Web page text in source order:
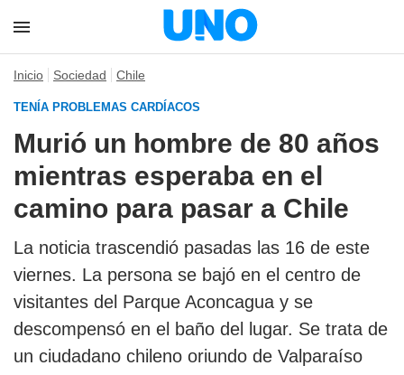
Inicio Sociedad Chile
TENÍA PROBLEMAS CARDÍACOS
Murió un hombre de 80 años
mientras esperaba en el
camino para pasar a Chile
La noticia trascendió pasadas las 16 de este
viernes. La persona se bajó en el centro de
visitantes del Parque Aconcagua y se
descompensó en el baño del lugar. Se trata de
un ciudadano chileno oriundo de Valparaíso